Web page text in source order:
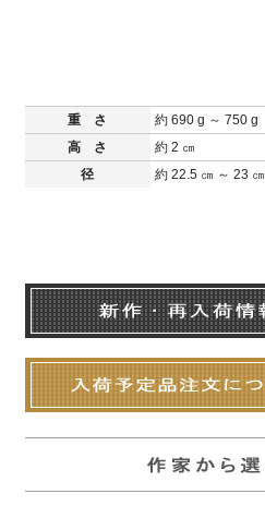
重 さ
約 690 g ～ 750 g
高 さ
約 2 ㎝
径
約 22.5 ㎝ ～ 23 ㎝